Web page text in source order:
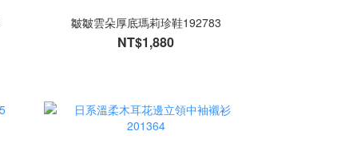
皺皺雲朵厚底瑪莉珍鞋192783
NT$1,880